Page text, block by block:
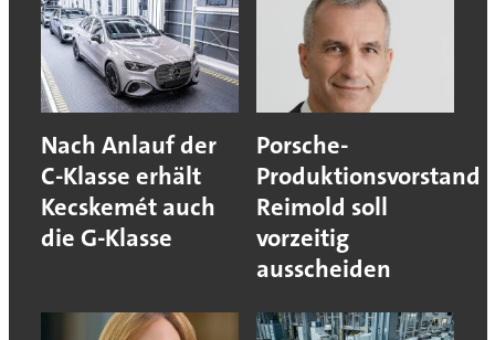
Nach Anlauf der
C-Klasse erhält
Kecskemét auch
die G-Klasse
Porsche-
Produktionsvorstand
Reimold soll
vorzeitig
ausscheiden